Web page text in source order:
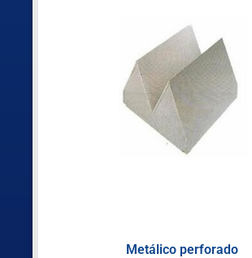
Metálico perforado